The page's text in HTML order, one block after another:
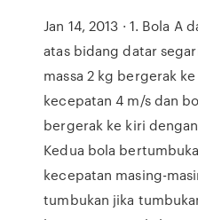
Jan 14, 2013 · 1. Bola
atas bidang datar
massa 2 kg bergerak
kecepatan 4 m/s dan
bergerak ke kiri
Kedua bola
kecepatan masing-
tumbukan jika